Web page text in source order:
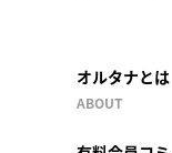
オルタナとは
ABOUT